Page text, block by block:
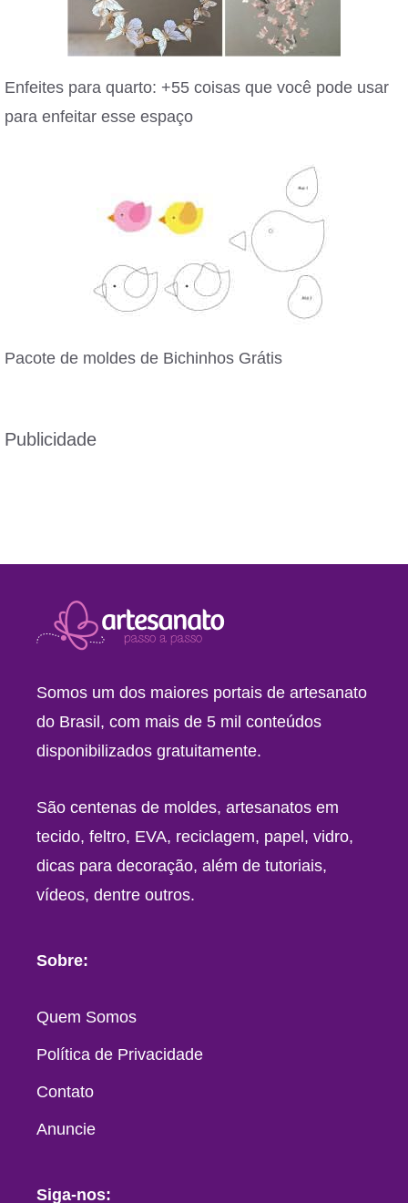
Enfeites para quarto: +55 coisas que você pode usar
para enfeitar esse espaço
Pacote de moldes de Bichinhos Grátis
Publicidade
Somos um dos maiores portais de artesanato
do Brasil, com mais de 5 mil conteúdos
disponibilizados gratuitamente.
São centenas de moldes, artesanatos em
tecido, feltro, EVA, reciclagem, papel, vidro,
dicas para decoração, além de tutoriais,
vídeos, dentre outros.
Sobre:
Quem Somos
Política de Privacidade
Contato
Anuncie
Siga-nos: